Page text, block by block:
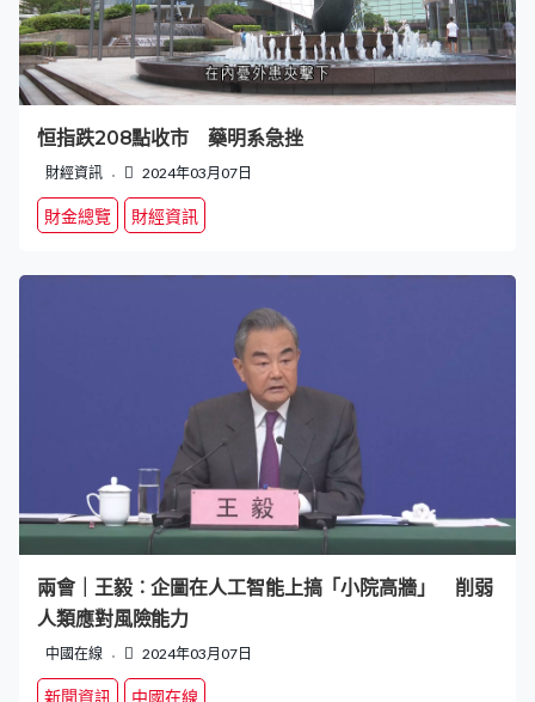
恒指跌208點收市 藥明系急挫
財經資訊 2024年03月07日
財金總覽 財經資訊
兩會｜王毅︰企圖在人工智能上搞「小院高牆」 削弱
人類應對風險能力
中國在線 2024年03月07日
新聞資訊 中國在線